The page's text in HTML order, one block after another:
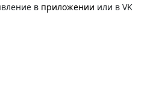
в приложении или в VK